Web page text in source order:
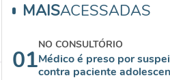
MAISACESSADAS
01
NO CONSULTÓRIO
Médico é preso por
contra paciente